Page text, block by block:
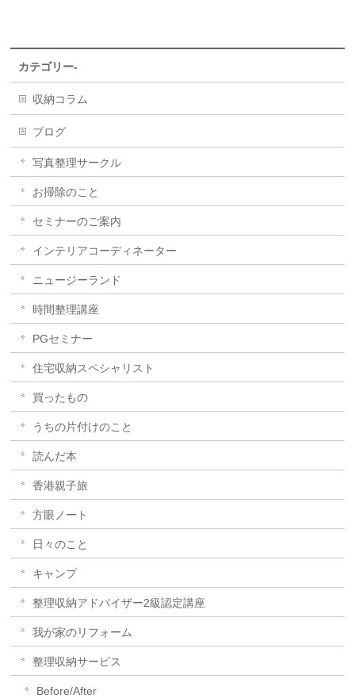
カテゴリー-
収納コラム
ブログ
写真整理サークル
お掃除のこと
セミナーのご案内
インテリアコーディネーター
ニュージーランド
時間整理講座
PGセミナー
住宅収納スペシャリスト
買ったもの
うちの片付けのこと
読んだ本
香港親子旅
方眼ノート
日々のこと
キャンプ
整理収納アドバイザー2級認定講座
我が家のリフォーム
整理収納サービス
Before/After